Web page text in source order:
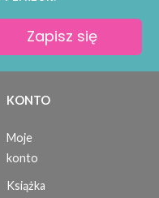
Zapisz się
KONTO
Moje
konto
Książka